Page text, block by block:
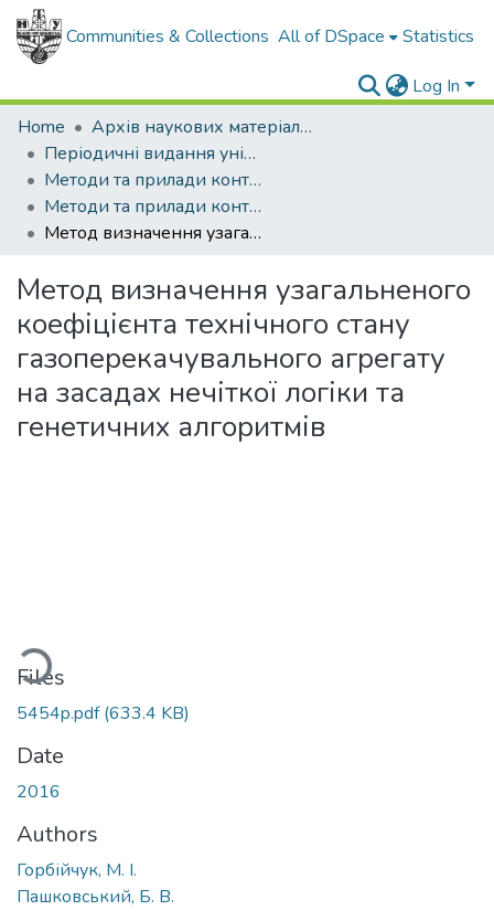
Communities & Collections All of DSpace Statistics
Log In
Home
Архів наукових матеріалів
Періодичні видання університету
Методи та прилади контролю якості
Методи та прилади контролю якості - 2016 - № 37
Метод визначення узагальненого коефіцієнта технічного стану газоперекачувального агрегату на засадах нечіткої логіки та генетичних алгоритмів
Метод визначення узагальненого
коефіцієнта технічного стану
газоперекачувального агрегату
на засадах нечіткої логіки та
генетичних алгоритмів
Loading...
Files
5454p.pdf(633.4 KB)
Date
2016
Authors
Горбійчук, М. І.
Пашковський, Б. В.